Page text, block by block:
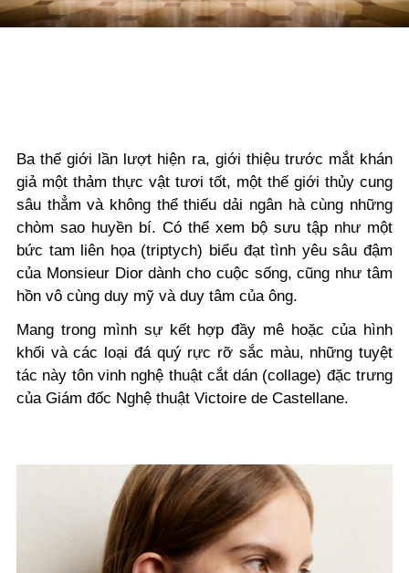
Ba thế giới lần lượt hiện ra, giới thiệu trước mắt khán
giả một thảm thực vật tươi tốt, một thế giới thủy cung
sâu thẳm và không thể thiếu dải ngân hà cùng những
chòm sao huyền bí. Có thể xem bộ sưu tập như một
bức tam liên họa (triptych) biểu đạt tình yêu sâu đậm
của Monsieur Dior dành cho cuộc sống, cũng như tâm
hồn vô cùng duy mỹ và duy tâm của ông.
Mang trong mình sự kết hợp đầy mê hoặc của hình
khối và các loại đá quý rực rỡ sắc màu, những tuyệt
tác này tôn vinh nghệ thuật cắt dán (collage) đặc trưng
của Giám đốc Nghệ thuật Victoire de Castellane.